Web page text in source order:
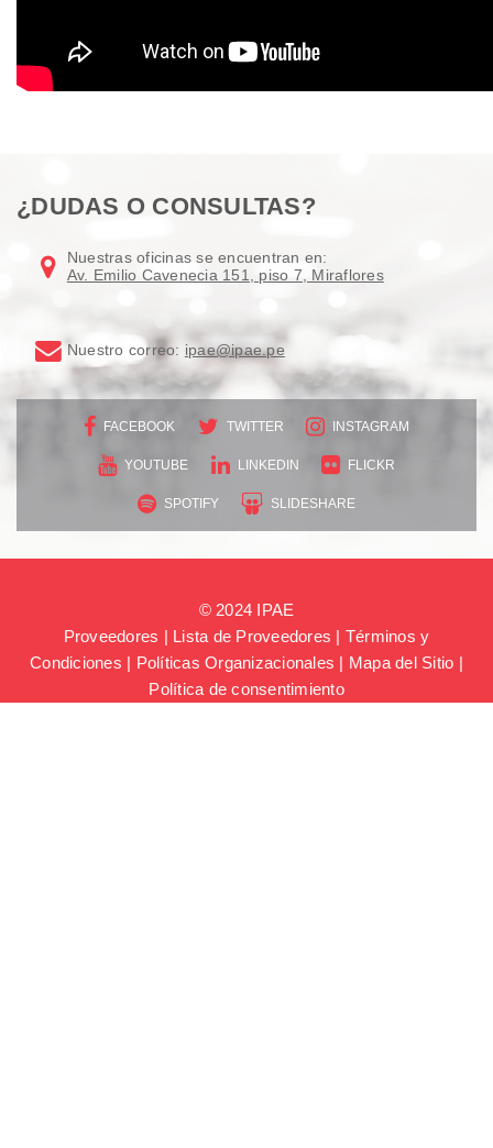
¿DUDAS O CONSULTAS?
Nuestras oficinas se encuentran en:
Av. Emilio Cavenecia 151, piso 7, Miraflores
Nuestro correo: ipae@ipae.pe
FACEBOOK TWITTER INSTAGRAM
YOUTUBE LINKEDIN FLICKR
SPOTIFY SLIDESHARE
© 2024 IPAE
Proveedores | Lista de Proveedores | Términos y
Condiciones | Políticas Organizacionales | Mapa del Sitio |
Política de consentimiento